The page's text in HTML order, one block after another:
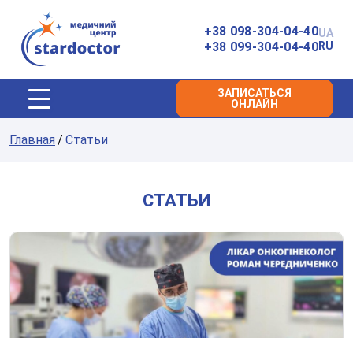
Главная
+38 098-304-04-40
+38 099-304-04-40
UA
RU
ЗАПИСАТЬСЯ
ОНЛАЙН
Главная Статьи
СТАТЬИ
Мирена — внутриматочная система